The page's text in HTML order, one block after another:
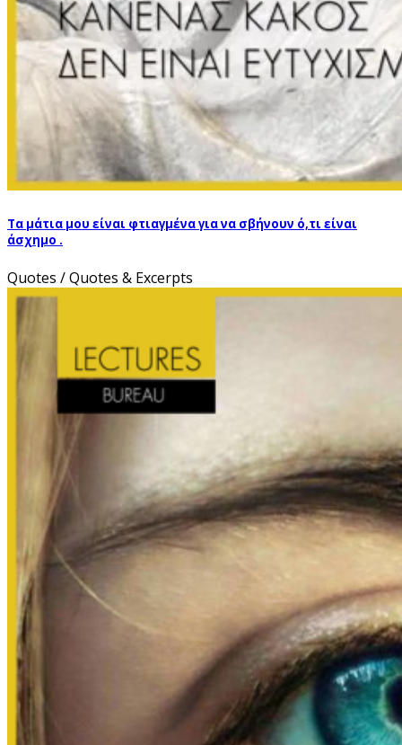
Τα μάτια μου είναι φτιαγμένα για να σβήνουν ό,τι είναι
άσχημο .
Quotes / Quotes & Excerpts